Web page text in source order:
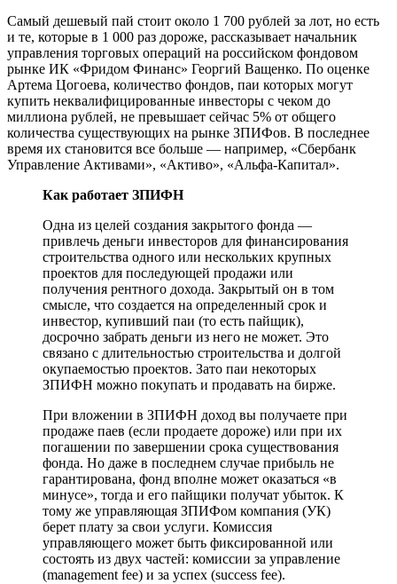
Самый дешевый пай стоит около 1 700 рублей за лот, но есть
и те, которые в 1 000 раз дороже, рассказывает начальник
управления торговых операций на российском фондовом
рынке ИК «Фридом Финанс» Георгий Ващенко. По оценке
Артема Цогоева, количество фондов, паи которых могут
купить неквалифицированные инвесторы с чеком до
миллиона рублей, не превышает сейчас 5% от общего
количества существующих на рынке ЗПИФов. В последнее
время их становится все больше — например, «Сбербанк
Управление Активами», «Активо», «Альфа-Капитал».
Как работает ЗПИФН
Одна из целей создания закрытого фонда —
привлечь деньги инвесторов для финансирования
строительства одного или нескольких крупных
проектов для последующей продажи или
получения рентного дохода. Закрытый он в том
смысле, что создается на определенный срок и
инвестор, купивший паи (то есть пайщик),
досрочно забрать деньги из него не может. Это
связано с длительностью строительства и долгой
окупаемостью проектов. Зато паи некоторых
ЗПИФН можно покупать и продавать на бирже.
При вложении в ЗПИФН доход вы получаете при
продаже паев (если продаете дороже) или при их
погашении по завершении срока существования
фонда. Но даже в последнем случае прибыль не
гарантирована, фонд вполне может оказаться «в
минусе», тогда и его пайщики получат убыток. К
тому же управляющая ЗПИФом компания (УК)
берет плату за свои услуги. Комиссия
управляющего может быть фиксированной или
состоять из двух частей: комиссии за управление
(management fee) и за успех (success fee).